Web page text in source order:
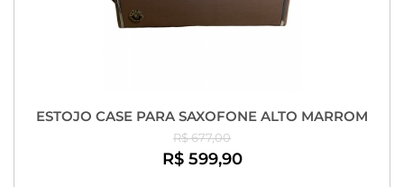
ESTOJO CASE PARA SAXOFONE ALTO MARROM
R$ 677,00
R$ 599,90